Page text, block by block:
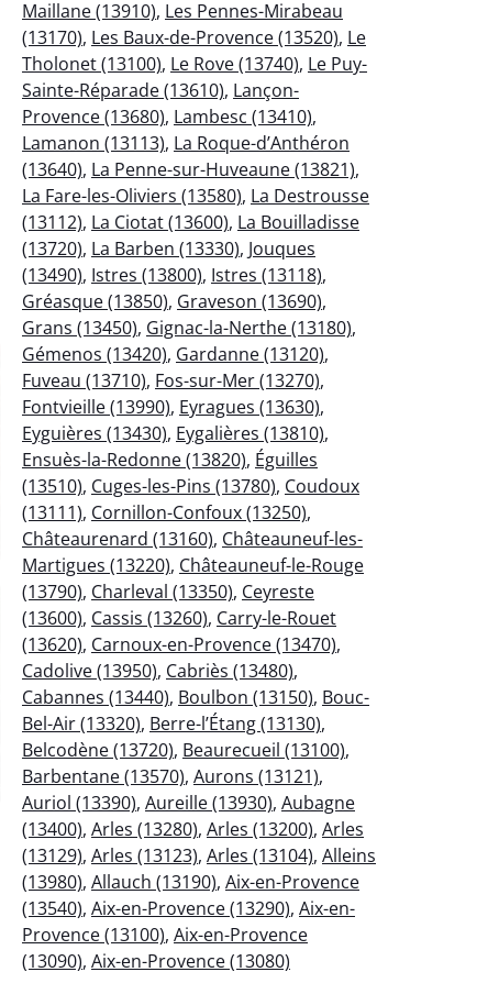
Maillane (13910), Les Pennes-Mirabeau
(13170), Les Baux-de-Provence (13520), Le
Tholonet (13100), Le Rove (13740), Le Puy-
Sainte-Réparade (13610), Lançon-
Provence (13680), Lambesc (13410),
Lamanon (13113), La Roque-d’Anthéron
(13640), La Penne-sur-Huveaune (13821),
La Fare-les-Oliviers (13580), La Destrousse
(13112), La Ciotat (13600), La Bouilladisse
(13720), La Barben (13330), Jouques
(13490), Istres (13800), Istres (13118),
Gréasque (13850), Graveson (13690),
Grans (13450), Gignac-la-Nerthe (13180),
Gémenos (13420), Gardanne (13120),
Fuveau (13710), Fos-sur-Mer (13270),
Fontvieille (13990), Eyragues (13630),
Eyguières (13430), Eygalières (13810),
Ensuès-la-Redonne (13820), Éguilles
(13510), Cuges-les-Pins (13780), Coudoux
(13111), Cornillon-Confoux (13250),
Châteaurenard (13160), Châteauneuf-les-
Martigues (13220), Châteauneuf-le-Rouge
(13790), Charleval (13350), Ceyreste
(13600), Cassis (13260), Carry-le-Rouet
(13620), Carnoux-en-Provence (13470),
Cadolive (13950), Cabriès (13480),
Cabannes (13440), Boulbon (13150), Bouc-
Bel-Air (13320), Berre-l’Étang (13130),
Belcodène (13720), Beaurecueil (13100),
Barbentane (13570), Aurons (13121),
Auriol (13390), Aureille (13930), Aubagne
(13400), Arles (13280), Arles (13200), Arles
(13129), Arles (13123), Arles (13104), Alleins
(13980), Allauch (13190), Aix-en-Provence
(13540), Aix-en-Provence (13290), Aix-en-
Provence (13100), Aix-en-Provence
(13090), Aix-en-Provence (13080)